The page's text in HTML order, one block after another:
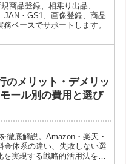
商品登録、相乗り出品、
JAN・GS1、画像登録、商品
ベースでサポートします。
のメリット・デメリッ
モール別の費用と選び
徹底解説。Amazon・楽天・
金体系の違い、失敗しない選
実現する戦略的活用法を紹